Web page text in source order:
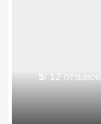
5/ 12 отзывов